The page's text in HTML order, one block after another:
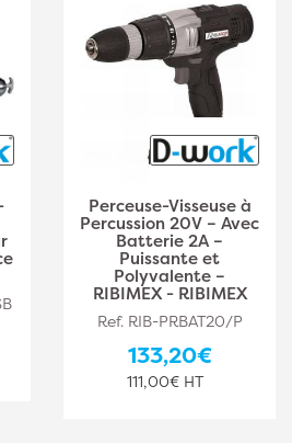
Perceuse-Visseuse à
Percussion 20V – Avec
Batterie 2A –
Puissante et
Polyvalente –
RIBIMEX - RIBIMEX
Ref. RIB-PRBAT20/P
133,20€
111,00€ HT